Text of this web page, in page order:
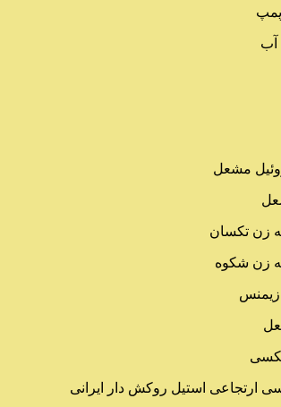
آب
مشعل
زن تکسان
زن شکوه
ارتجاعی استیل روکش دار ایرانی